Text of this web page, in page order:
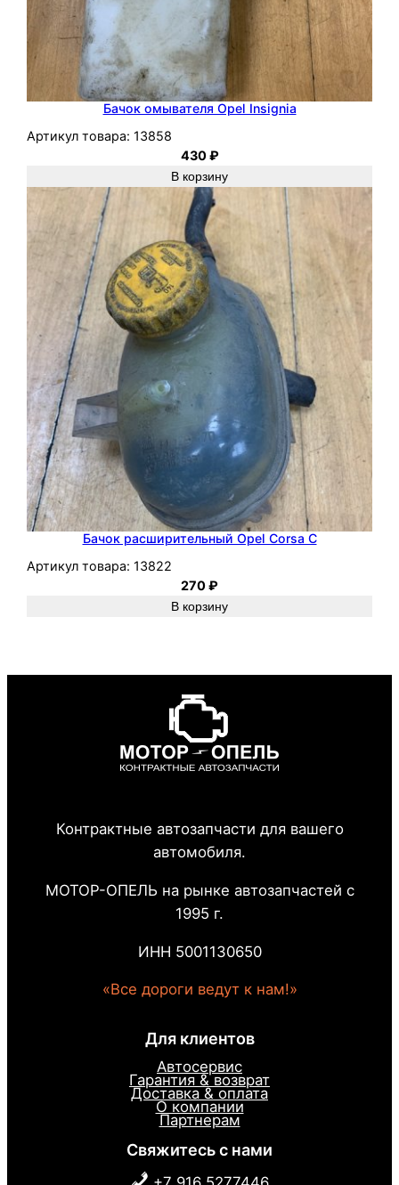
Бачок омывателя Opel Insignia
Артикул товара: 13858
430₽
В корзину
Бачок расширительный Opel Corsa C
Артикул товара: 13822
270₽
В корзину
Контрактные автозапчасти для вашего
автомобиля.
МОТОР-ОПЕЛЬ на рынке автозапчастей с
1995 г.
ИНН 5001130650
«Все дороги ведут к нам!»
Для клиентов
Автосервис
Гарантия & возврат
Доставка & оплата
О компании
Партнерам
Свяжитесь с нами